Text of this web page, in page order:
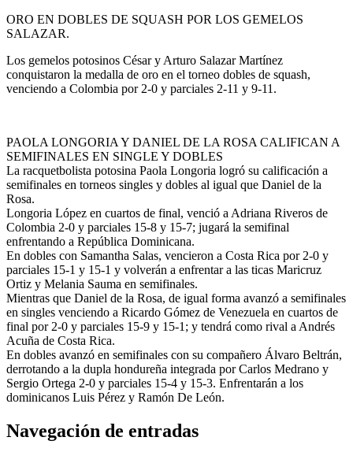
ORO EN DOBLES DE SQUASH POR LOS GEMELOS
SALAZAR.
Los gemelos potosinos César y Arturo Salazar Martínez
conquistaron la medalla de oro en el torneo dobles de squash,
venciendo a Colombia por 2-0 y parciales 2-11 y 9-11.
PAOLA LONGORIA Y DANIEL DE LA ROSA CALIFICAN A
SEMIFINALES EN SINGLE Y DOBLES
La racquetbolista potosina Paola Longoria logró su calificación a
semifinales en torneos singles y dobles al igual que Daniel de la
Rosa.
Longoria López en cuartos de final, venció a Adriana Riveros de
Colombia 2-0 y parciales 15-8 y 15-7; jugará la semifinal
enfrentando a República Dominicana.
En dobles con Samantha Salas, vencieron a Costa Rica por 2-0 y
parciales 15-1 y 15-1 y volverán a enfrentar a las ticas Maricruz
Ortiz y Melania Sauma en semifinales.
Mientras que Daniel de la Rosa, de igual forma avanzó a semifinales
en singles venciendo a Ricardo Gómez de Venezuela en cuartos de
final por 2-0 y parciales 15-9 y 15-1; y tendrá como rival a Andrés
Acuña de Costa Rica.
En dobles avanzó en semifinales con su compañero Álvaro Beltrán,
derrotando a la dupla hondureña integrada por Carlos Medrano y
Sergio Ortega 2-0 y parciales 15-4 y 15-3. Enfrentarán a los
dominicanos Luis Pérez y Ramón De León.
Navegación de entradas